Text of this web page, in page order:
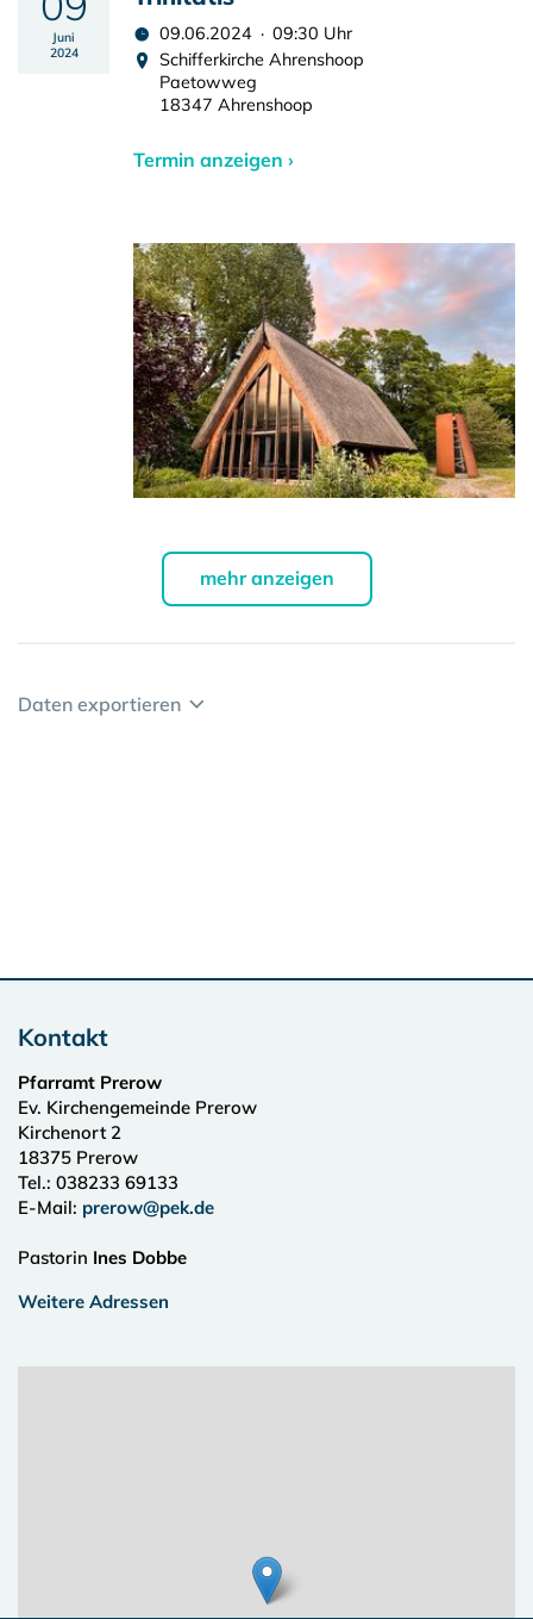
Juni
2024
09.06.2024 · 09:30 Uhr
Schifferkirche Ahrenshoop
Paetowweg
18347 Ahrenshoop
Termin anzeigen ›
mehr anzeigen
Daten exportieren
Kontakt
Pfarramt Prerow
Ev. Kirchengemeinde Prerow
Kirchenort 2
18375 Prerow
Tel.: 038233 69133
E-Mail: prerow@pek.de
Pastorin Ines Dobbe
Weitere Adressen